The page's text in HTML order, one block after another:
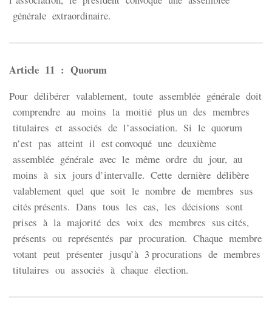
générale extraordinaire.
Article 11 : Quorum
Pour délibérer valablement, toute assemblée générale doit
comprendre au moins la moitié plus un des membres
titulaires et associés de l’association. Si le quorum
n’est pas atteint il est convoqué une deuxième
assemblée générale avec le même ordre du jour, au
moins à six jours d’intervalle. Cette dernière délibère
valablement quel que soit le nombre de membres sus
cités présents. Dans tous les cas, les décisions sont
prises à la majorité des voix des membres sus cités,
présents ou représentés par procuration. Chaque membre
votant peut présenter jusqu’à 3 procurations de membres
titulaires ou associés à chaque élection.